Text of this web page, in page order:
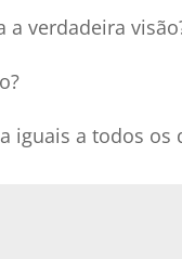
a verdadeira
iguais a todos os